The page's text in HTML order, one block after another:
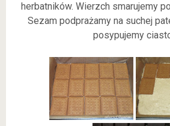
herbatników. Wierzch smarujemy
Sezam podprażamy na suchej
posypujemy